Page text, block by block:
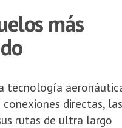
más
tecnología
directas, las
rutas de ultra largo